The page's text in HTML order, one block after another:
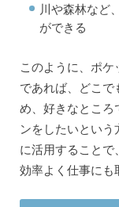
川や森林など
ができる
このように、ポ
であれば、どこで
め、好きなところ
ンをしたいとい
に活用することで
効率よく仕事にも